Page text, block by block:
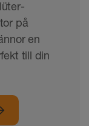
på
en
till din